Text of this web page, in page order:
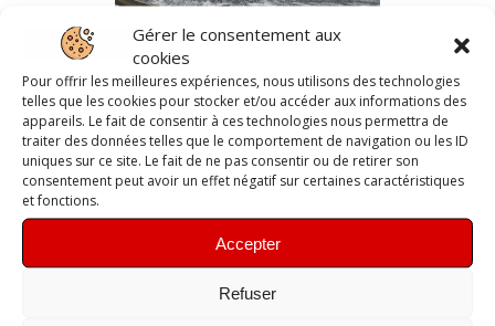
Gérer le consentement aux
cookies
Pour offrir les meilleures expériences, nous utilisons des technologies
telles que les cookies pour stocker et/ou accéder aux informations des
appareils. Le fait de consentir à ces technologies nous permettra de
traiter des données telles que le comportement de navigation ou les ID
uniques sur ce site. Le fait de ne pas consentir ou de retirer son
consentement peut avoir un effet négatif sur certaines caractéristiques
et fonctions.
Accepter
Refuser